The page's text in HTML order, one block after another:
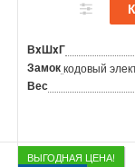
ВxШxГ
Замоккодовый
Вес
ВЫГОДНАЯ ЦЕНА!